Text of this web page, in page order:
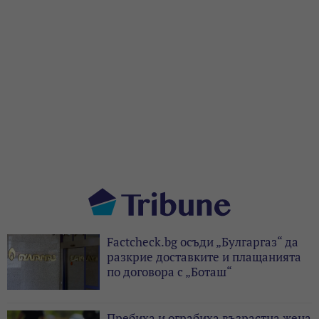
Factcheck.bg осъди „Булгаргаз“ да
разкрие доставките и плащанията
по договора с „Боташ“